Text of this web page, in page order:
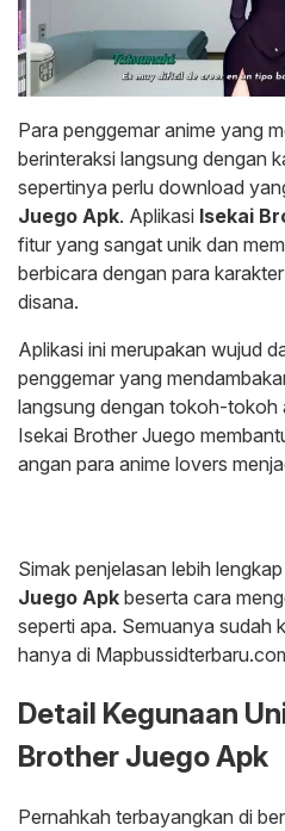
Para penggemar anime yang
berinteraksi langsung dengan
sepertinya perlu download
Juego Apk. Aplikasi Isekai
fitur yang sangat unik dan
berbicara dengan para
disana.
Aplikasi ini merupakan wujud
penggemar yang
langsung dengan tokoh-tokoh
Isekai Brother Juego
angan para anime lovers
Simak penjelasan lebih
Juego Apk beserta cara
seperti apa. Semuanya sudah
hanya di
Detail Kegunaan
Brother Juego Apk
Pernahkah terbayangkan di